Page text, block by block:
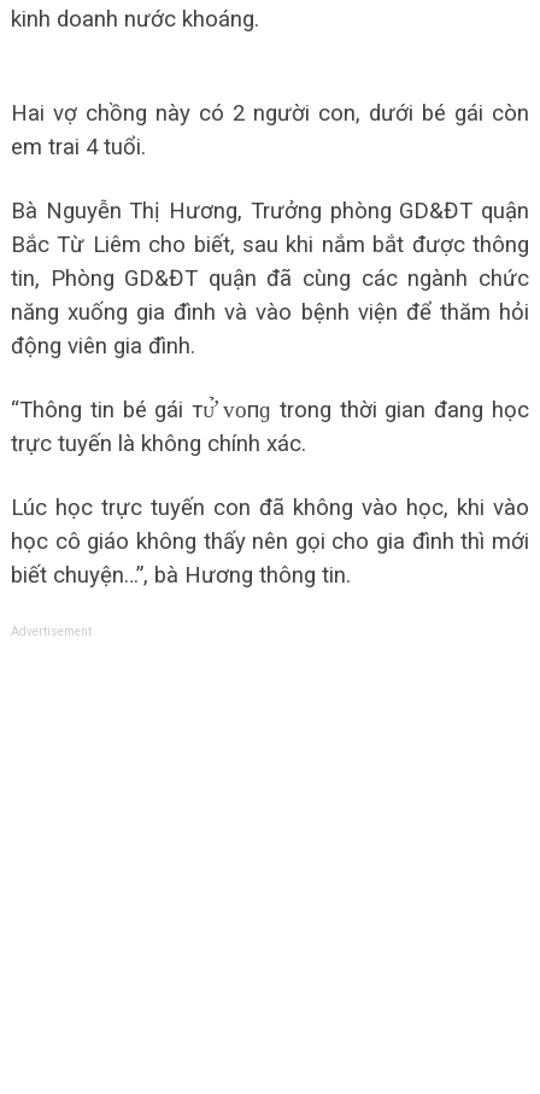
kinh doanh nước khoáng.
Hai vợ chồng này có 2 người con, dưới bé gái còn
em trai 4 tuổi.
Bà Nguyễn Thị Hương, Trưởng phòng GD&ĐT quận
Bắc Từ Liêm cho biết, sau khi nắm bắt được thông
tin, Phòng GD&ĐT quận đã cùng các ngành chức
năng xuống gia đình và vào bệnh viện để thăm hỏi
động viên gia đình.
“Thông tin bé gái тᴜ̛̉ ᴠᴏпɡ trong thời gian đang học
trực tuyến là không chính xác.
Lúc học trực tuyến con đã không vào học, khi vào
học cô giáo không thấy nên gọi cho gia đình thì mới
biết chuyện…”, bà Hương thông tin.
Advertisement